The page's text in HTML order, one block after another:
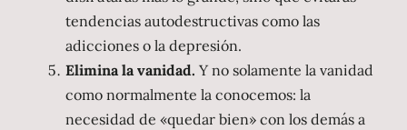
tendencias autodestructivas como las
adicciones o la depresión.
Elimina la vanidad. Y no solamente la vanidad
como normalmente la conocemos: la
necesidad de «quedar bien» con los demás a